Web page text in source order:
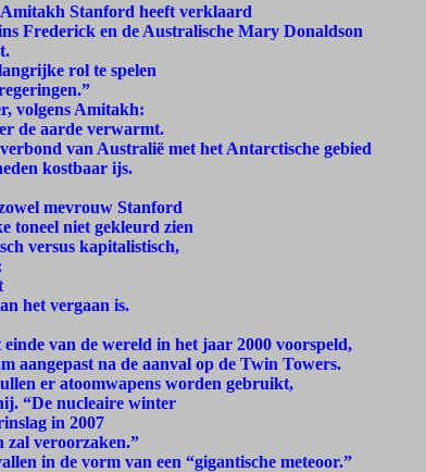
Stanford heeft verklaard
Frederick en de Australische Mary Donaldson
rol te spelen
volgens Amitakh:
de aarde verwarmt.
van Australië met het Antarctische gebied
kostbaar ijs.
mevrouw Stanford
toneel niet gekleurd zien
versus kapitalistisch,
het vergaan is.
van de wereld in het jaar 2000 voorspeld,
aangepast na de aanval op de Twin Towers.
er atoomwapens worden gebruikt,
“De nucleaire winter
in 2007
zal veroorzaken.”
in de vorm van een “gigantische meteoor.”